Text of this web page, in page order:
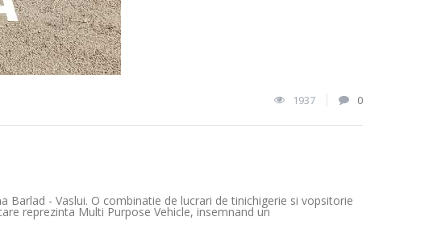
1937 0
- Vaslui. O combinatie de lucrari de tinichigerie si vopsitorie
reprezinta Multi Purpose Vehicle, insemnand un